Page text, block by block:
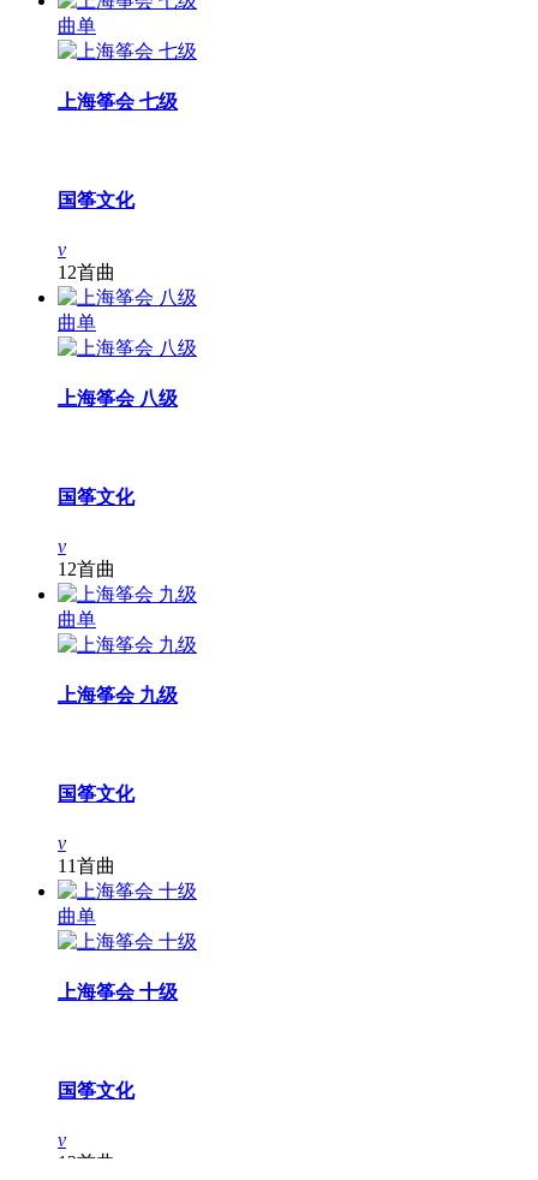
曲单
上海筝会 七级
国筝文化
v
12首曲
曲单
上海筝会 八级
国筝文化
v
12首曲
曲单
上海筝会 九级
国筝文化
v
11首曲
曲单
上海筝会 十级
国筝文化
v
12首曲